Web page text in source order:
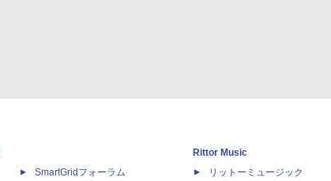
SmartGridフォーラム
Rittor Music
リットーミュージック